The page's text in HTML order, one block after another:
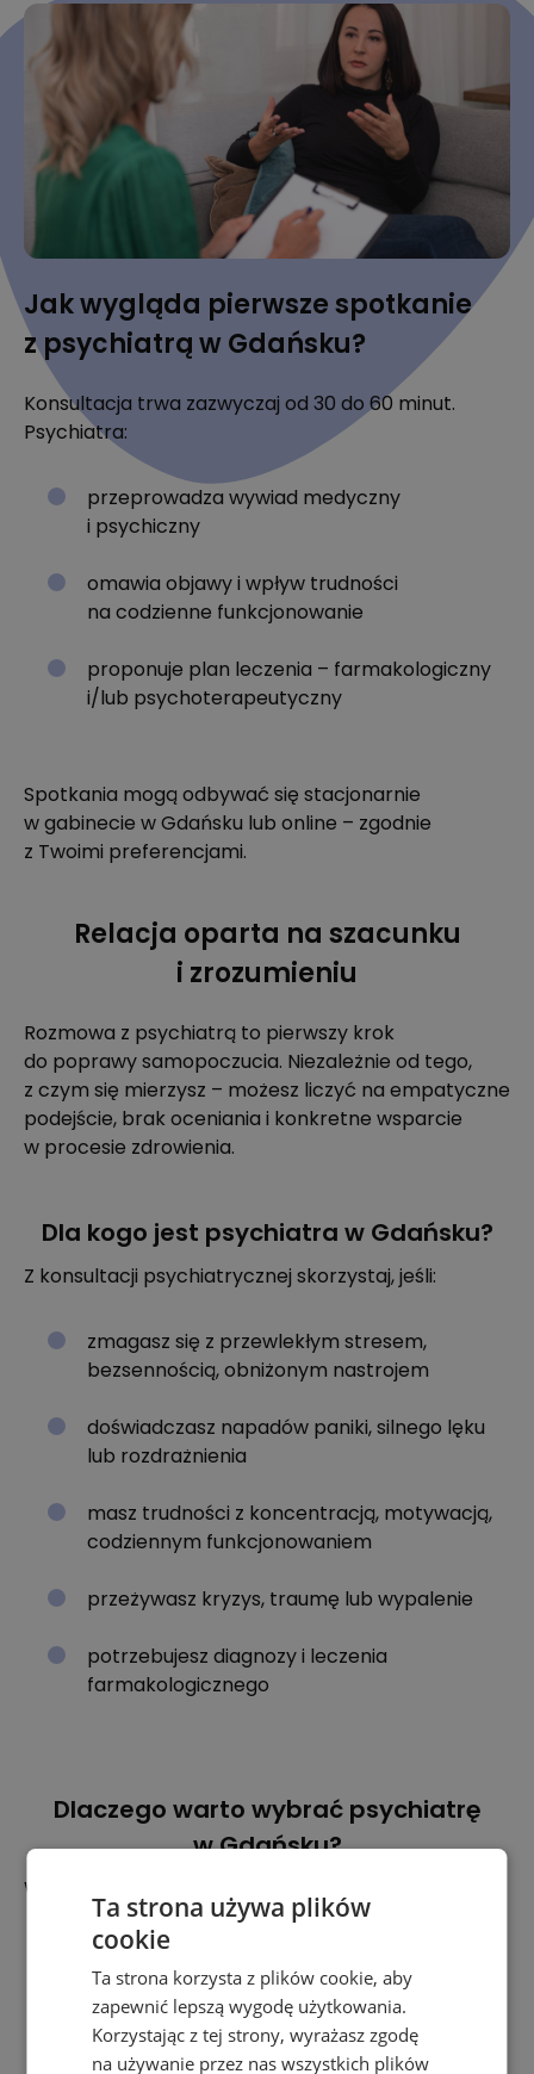
Jak wygląda pierwsze spotkanie
z psychiatrą w Gdańsku?
Konsultacja trwa zazwyczaj od 30 do 60 minut.
Psychiatra:
przeprowadza wywiad medyczny
i psychiczny
omawia objawy i wpływ trudności
na codzienne funkcjonowanie
proponuje plan leczenia – farmakologiczny
i/lub psychoterapeutyczny
Spotkania mogą odbywać się stacjonarnie
w gabinecie w Gdańsku lub online – zgodnie
z Twoimi preferencjami.
Relacja oparta na szacunku
i zrozumieniu
Rozmowa z psychiatrą to pierwszy krok
do poprawy samopoczucia. Niezależnie od tego,
z czym się mierzysz – możesz liczyć na empatyczne
podejście, brak oceniania i konkretne wsparcie
w procesie zdrowienia.
Dla kogo jest psychiatra w Gdańsku?
Z konsultacji psychiatrycznej skorzystaj, jeśli:
zmagasz się z przewlekłym stresem,
bezsennością, obniżonym nastrojem
doświadczasz napadów paniki, silnego lęku
lub rozdrażnienia
masz trudności z koncentracją, motywacją,
codziennym funkcjonowaniem
przeżywasz kryzys, traumę lub wypalenie
potrzebujesz diagnozy i leczenia
farmakologicznego
Dlaczego warto wybrać psychiatrę
w Gdańsku?
W Synergii zapewniamy:
doświadczonych lekarzy psychiatrów
dostęp do psychoterapii w jednym miejscu
dyskrecję i atmosferę zrozumienia
Ta strona używa plików
cookie
Ta strona korzysta z plików cookie, aby
zapewnić lepszą wygodę użytkowania.
Korzystając z tej strony, wyrażasz zgodę
na używanie przez nas wszystkich plików